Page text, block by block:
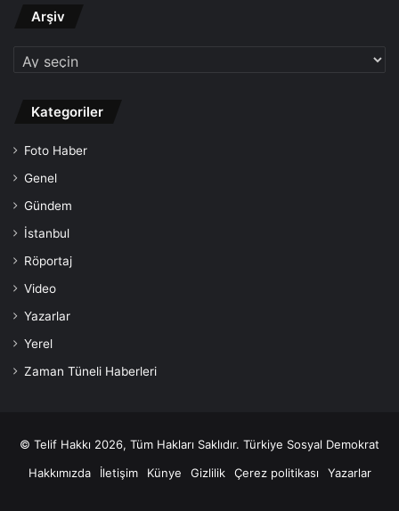
Arşiv
Kategoriler
Foto Haber
Genel
Gündem
İstanbul
Röportaj
Video
Yazarlar
Yerel
Zaman Tüneli Haberleri
© Telif Hakkı 2026, Tüm Hakları Saklıdır. Türkiye Sosyal Demokrat
Hakkımızda
İletişim Künye Gizlilik Çerez politikası Yazarlar